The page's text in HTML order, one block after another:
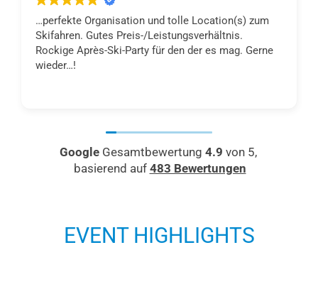
…perfekte Organisation und tolle Location(s) zum
Skifahren. Gutes Preis-/Leistungsverhältnis.
Rockige Après-Ski-Party für den der es mag. Gerne
wieder…!
Google Gesamtbewertung 4.9 von 5,
basierend auf 483 Bewertungen
EVENT HIGHLIGHTS